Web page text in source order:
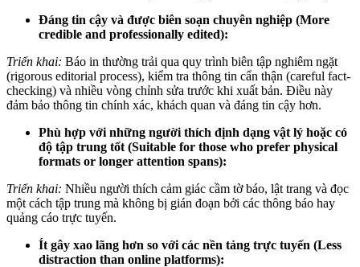
Đáng tin cậy và được biên soạn chuyên nghiệp (More
credible and professionally edited):
Triển khai: Báo in thường trải qua quy trình biên tập nghiêm ngặt
(rigorous editorial process), kiểm tra thông tin cẩn thận (careful fact-
checking) và nhiều vòng chỉnh sửa trước khi xuất bản. Điều này
đảm bảo thông tin chính xác, khách quan và đáng tin cậy hơn.
Phù hợp với những người thích định dạng vật lý hoặc có
độ tập trung tốt (Suitable for those who prefer physical
formats or longer attention spans):
Triển khai: Nhiều người thích cảm giác cầm tờ báo, lật trang và đọc
một cách tập trung mà không bị gián đoạn bởi các thông báo hay
quảng cáo trực tuyến.
Ít gây xao lãng hơn so với các nền tảng trực tuyến (Less
distraction than online platforms):